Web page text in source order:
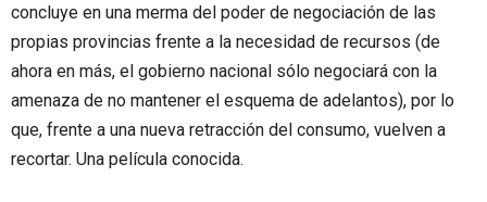
concluye en una merma del poder de negociación de las
propias provincias frente a la necesidad de recursos (de
ahora en más, el gobierno nacional sólo negociará con la
amenaza de no mantener el esquema de adelantos), por lo
que, frente a una nueva retracción del consumo, vuelven a
recortar. Una película conocida.